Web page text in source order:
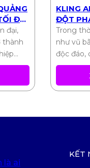
ĐA
đại,
thành
KLING
ĐỘT
ẢNH
Trong
như vũ
độc đáo,
là ai
KẾT